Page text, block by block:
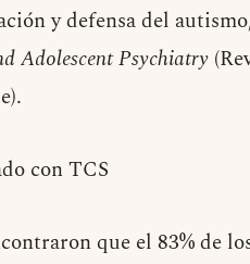
y defensa del
Adolescent Psychiatry
con TCS
que el 83% de